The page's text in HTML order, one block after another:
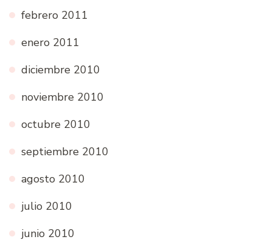
febrero 2011
enero 2011
diciembre 2010
noviembre 2010
octubre 2010
septiembre 2010
agosto 2010
julio 2010
junio 2010